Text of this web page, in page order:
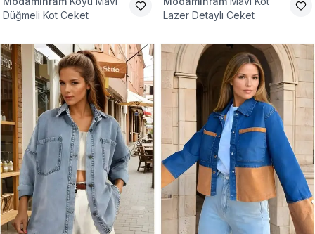
Düğmeli Kot Ceket
Lazer Detaylı Ceket